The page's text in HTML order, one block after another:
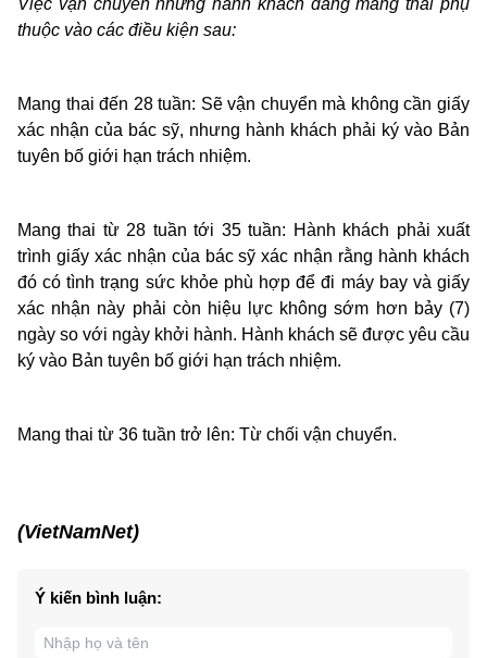
thuộc vào các điều kiện sau:
Mang thai đến 28 tuần: Sẽ vận chuyển mà không cần giấy
xác nhận của bác sỹ, nhưng hành khách phải ký vào Bản
tuyên bố giới hạn trách nhiệm.
Mang thai từ 28 tuần tới 35 tuần: Hành khách phải xuất
trình giấy xác nhận của bác sỹ xác nhận rằng hành khách
đó có tình trạng sức khỏe phù hợp để đi máy bay và giấy
xác nhận này phải còn hiệu lực không sớm hơn bảy (7)
ngày so với ngày khởi hành. Hành khách sẽ được yêu cầu
ký vào Bản tuyên bố giới hạn trách nhiệm.
Mang thai từ 36 tuần trở lên: Từ chối vận chuyển.
(VietNamNet)
Ý kiến bình luận: